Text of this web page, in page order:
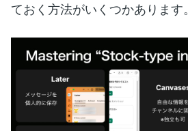
ておく方法がいくつかあります。